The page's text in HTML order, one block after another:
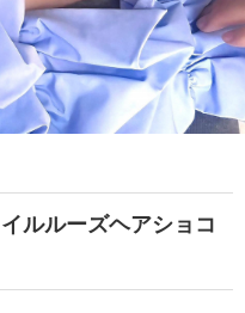
ルルーズヘアショコ